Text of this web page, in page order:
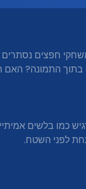
חפצים
התמונה? האם
כמו בלשים
לפני השטח.